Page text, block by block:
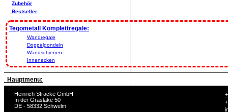
Zubehör
Bestseller
Tegometall Komplettregale:
Wandregale
Doppelgondeln
Wandschienen
Innenecken
Hauptmenu:
Heinrich Stracke GmbH
In der Graslake 50
DE - 58332 Schwelm